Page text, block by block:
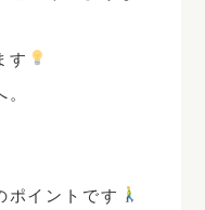
す
ポイントです